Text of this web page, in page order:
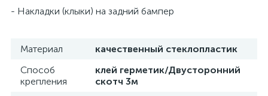
- Накладки (клыки) на задний бампер
Материал
качественный стеклопластик
Способ
крепления
клей герметик/Двусторонний
скотч 3м